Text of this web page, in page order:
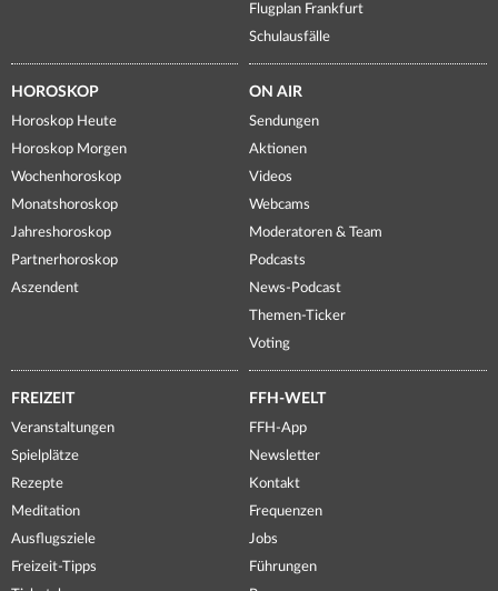
Flugplan Frankfurt
Schulausfälle
HOROSKOP
Horoskop Heute
Horoskop Morgen
Wochenhoroskop
Monatshoroskop
Jahreshoroskop
Partnerhoroskop
Aszendent
ON AIR
Sendungen
Aktionen
Videos
Webcams
Moderatoren & Team
Podcasts
News-Podcast
Themen-Ticker
Voting
FREIZEIT
Veranstaltungen
Spielplätze
Rezepte
Meditation
Ausflugsziele
Freizeit-Tipps
FFH-WELT
FFH-App
Newsletter
Kontakt
Frequenzen
Jobs
Führungen